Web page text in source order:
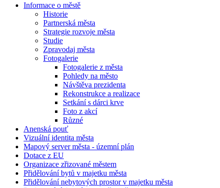
Informace o městě
Historie
Partnerská města
Strategie rozvoje města
Studie
Zpravodaj města
Fotogalerie
Fotogalerie z města
Pohledy na město
Návštěva prezidenta
Rekonstrukce a realizace
Setkání s dárci krve
Foto z akcí
Různé
Anenská pouť
Vizuální identita města
Mapový server města - územní plán
Dotace z EU
Organizace zřizované městem
Přidělování bytů v majetku města
Přidělování nebytových prostor v majetku města